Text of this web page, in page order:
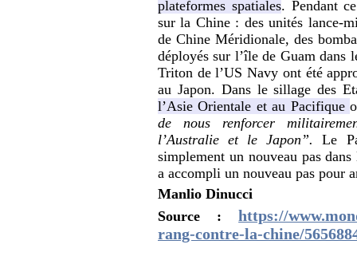
plateformes spatiales. Pendant
sur la Chine : des unités lance-
de Chine Méridionale, des
déployés sur l’île de Guam dans
Triton de l’US Navy ont été
au Japon. Dans le sillage des
l’Asie Orientale et au Pacifique
de nous renforcer
l’Australie et le Japon”.
Le
simplement un nouveau pas
a accompli un nouveau pas pour
Manlio Dinucci
Source :https://
rang-contre-la-chine/